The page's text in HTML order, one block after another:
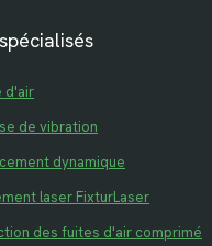
d'air
de vibration
dynamique
laser FixturLaser
des fuites d'air comprimé